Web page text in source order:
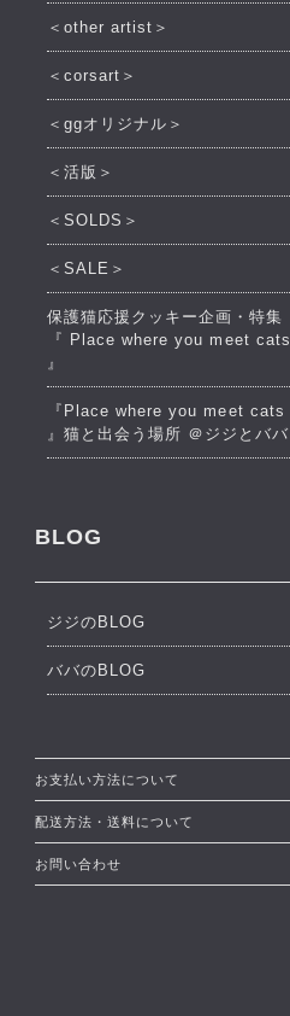
＜other artist＞
＜corsart＞
＜ggオリジナル＞
＜活版＞
＜SOLDS＞
＜SALE＞
保護猫応援クッキー企画・特集
『 Place where you meet cats
』
『Place where you meet cats
』猫と出会う場所 ＠ジジとババ
BLOG
ジジのBLOG
ババのBLOG
お支払い方法について
配送方法・送料について
お問い合わせ